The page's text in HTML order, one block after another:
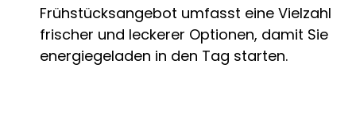
Frühstücksangebot umfasst eine Vielzahl
frischer und leckerer Optionen, damit Sie
energiegeladen in den Tag starten.